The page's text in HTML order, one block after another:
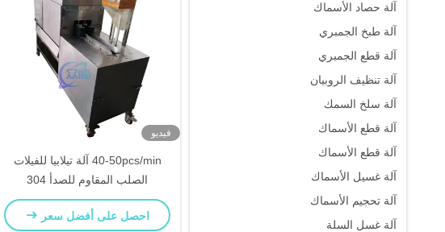
آلة حصاد الأسماك
آلة طبخ الجمبري
آلة قطع الجمبري
آلة تنظيف الروبيان
آلة سلخ السمك
آلة قطع الأسماك
آلة قطع الأسماك
آلة غسيل الأسماك
آلة تحجيم الأسماك
آلة غسل السلة
فيديو
40-50pcs/min آلة تيلابيا للفيلات
الصلب المقاوم للصدأ 304
احصل على أفضل سعر